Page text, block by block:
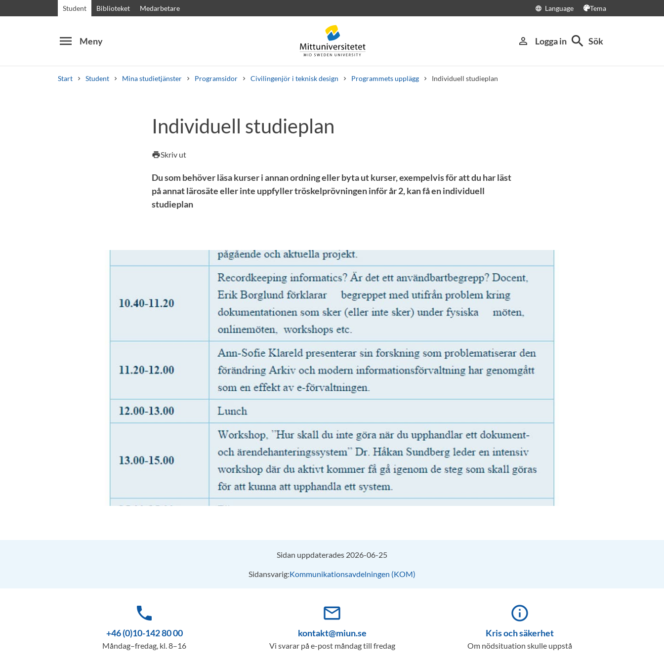
Student Biblioteket Medarbetare language Language Tema
menu Meny person_outline Logga in search Sök
Start Student Mina studietjänster Programsidor Civilingenjör i teknisk design Programmets upplägg Individuell studieplan
Kursplaner Välkomstbrev PersonalLediga jobb
Individuell studieplan
printSkriv ut
Du som behöver läsa kurser i annan ordning eller byta ut kurser, exempelvis för att du har läst
på annat lärosäte eller inte uppfyller tröskelprövningen inför år 2, kan få en individuell
studieplan
Sidan uppdaterades 2026-06-25
Sidansvarig:Kommunikationsavdelningen (KOM)
phone
+46 (0)10-142 80 00
Måndag–fredag, kl. 8–16
mail_outline
kontakt@miun.se
Vi svarar på e-post måndag till fredag
info_outline
Kris och säkerhet
Om nödsituation skulle uppstå